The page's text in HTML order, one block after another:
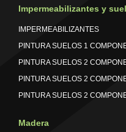
Impermeabilizantes y
IMPERMEABILIZANTES
PINTURA SUELOS 1
PINTURA SUELOS 2
PINTURA SUELOS 2
PINTURA SUELOS 2
Madera